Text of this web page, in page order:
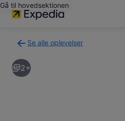
Gå til hovedsektionen
Se alle oplevelser
til
siden
med
2+